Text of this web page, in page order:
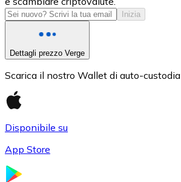
USDC
Inizia
Dettagli prezzo Verge
Scarica il nostro Wallet di auto-custodia
Disponibile su
App Store